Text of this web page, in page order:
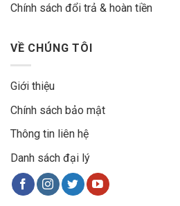
Chính sách đổi trả & hoàn tiền
VỀ CHÚNG TÔI
Giới thiệu
Chính sách bảo mật
Thông tin liên hệ
Danh sách đại lý